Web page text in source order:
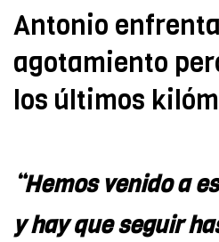
Antonio
agotamiento
los últimos
“Hemos venido a
y hay que seguir